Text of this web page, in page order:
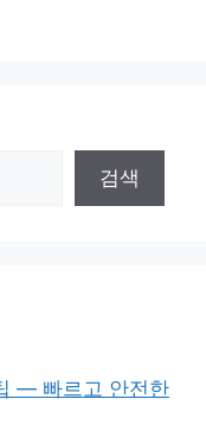
검색
— 빠르고 안전한